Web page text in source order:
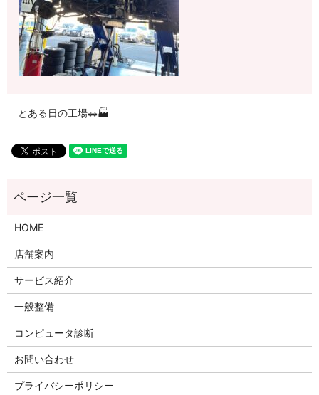
とある日の工場🚗🏭
HOME
店舗案内
サービス紹介
一般整備
コンピュータ診断
お問い合わせ
プライバシーポリシー